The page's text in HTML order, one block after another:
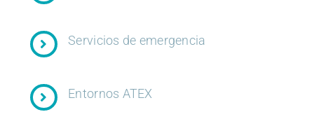
Servicios de emergencia
Entornos ATEX